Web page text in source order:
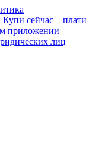
Купи сейчас – плати
приложении
лиц